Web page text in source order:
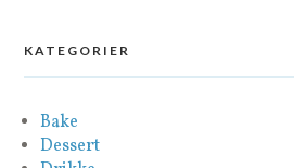
KATEGORIER
Bake
Dessert